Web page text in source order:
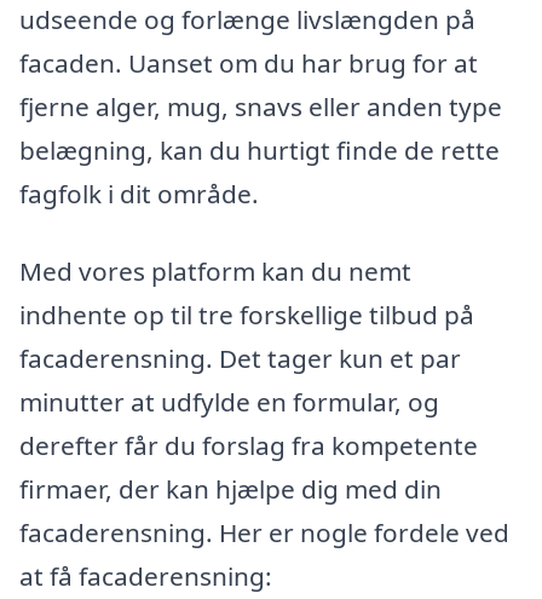
udseende og forlænge livslængden på
facaden. Uanset om du har brug for at
fjerne alger, mug, snavs eller anden type
belægning, kan du hurtigt finde de rette
fagfolk i dit område.
Med vores platform kan du nemt
indhente op til tre forskellige tilbud på
facaderensning. Det tager kun et par
minutter at udfylde en formular, og
derefter får du forslag fra kompetente
firmaer, der kan hjælpe dig med din
facaderensning. Her er nogle fordele ved
at få facaderensning: